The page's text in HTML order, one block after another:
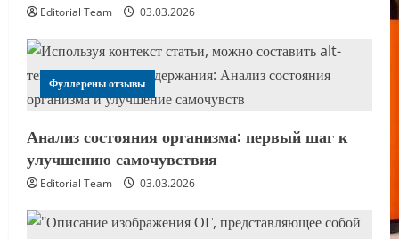
Editorial Team 03.03.2026
Фуллерены отзывы
Анализ состояния организма: первый шаг к
улучшению самочувствия
Editorial Team 03.03.2026